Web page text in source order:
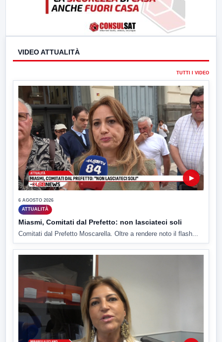
VIDEO ATTUALITÀ
TUTTI I VIDEO
▶
6 AGOSTO 2026
ATTUALITÀ
Miasmi, Comitati dal Prefetto: non lasciateci soli
Comitati dal Prefetto Moscarella. Oltre a rendere noto il flash...